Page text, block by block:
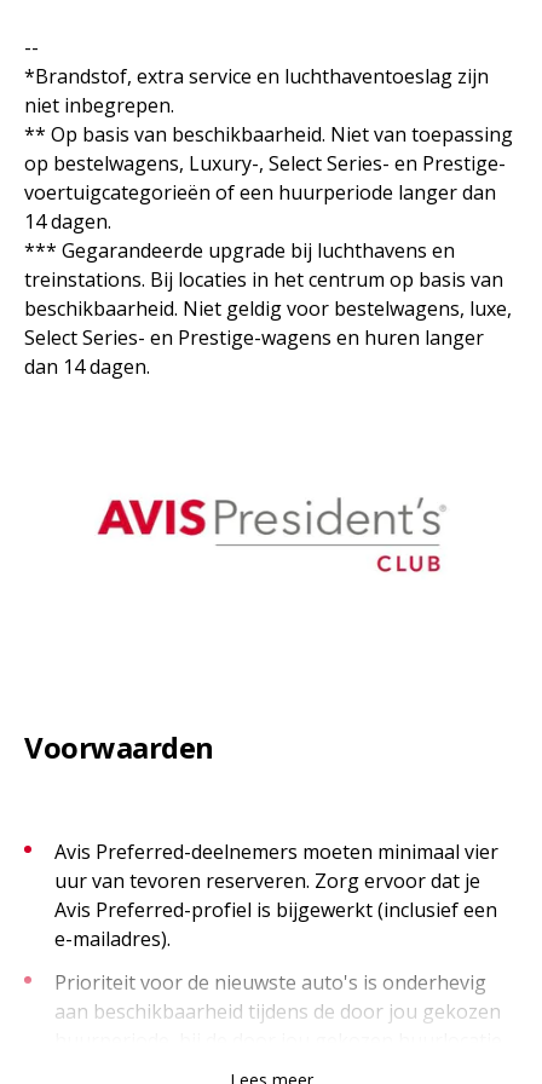
--
*Brandstof, extra service en luchthaventoeslag zijn
niet inbegrepen.
** Op basis van beschikbaarheid. Niet van toepassing
op bestelwagens, Luxury-, Select Series- en Prestige-
voertuigcategorieën of een huurperiode langer dan
14 dagen.
*** Gegarandeerde upgrade bij luchthavens en
treinstations. Bij locaties in het centrum op basis van
beschikbaarheid. Niet geldig voor bestelwagens, luxe,
Select Series- en Prestige-wagens en huren langer
dan 14 dagen.
Voorwaarden
Avis Preferred-deelnemers moeten minimaal vier
uur van tevoren reserveren. Zorg ervoor dat je
Avis Preferred-profiel is bijgewerkt (inclusief een
e-mailadres).
Prioriteit voor de nieuwste auto's is onderhevig
aan beschikbaarheid tijdens de door jou gekozen